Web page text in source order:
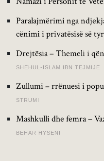
Paralajmërimi nga
cënimi i privatësisë së
Drejtësia – Themeli i
SHEHUL-ISLAM IBN TEJMIJE
Zullumi – rrënuesi i
STRUMI
Mashkulli dhe femra –
BEHAR HYSENI